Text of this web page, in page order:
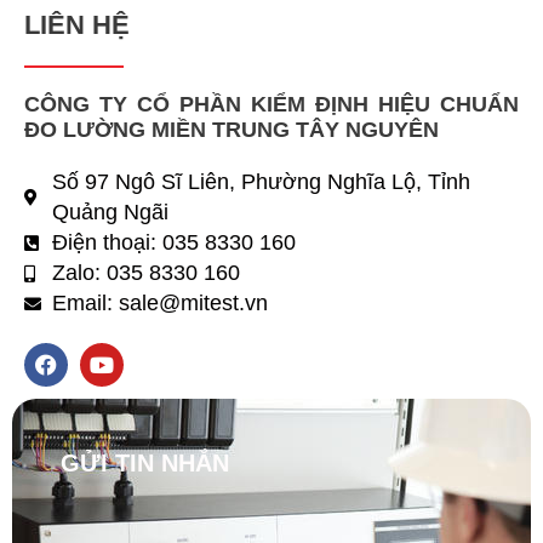
LIÊN HỆ
CÔNG TY CỔ PHẦN KIỂM ĐỊNH HIỆU CHUẨN
ĐO LƯỜNG MIỀN TRUNG TÂY NGUYÊN​
Số 97 Ngô Sĩ Liên, Phường Nghĩa Lộ, Tỉnh
Quảng Ngãi
Điện thoại: 035 8330 160
Zalo: 035 8330 160
Email: sale@mitest.vn
F
a
c
e
b
o
o
k
Y
o
u
t
u
b
e
GỬI TIN NHẮN